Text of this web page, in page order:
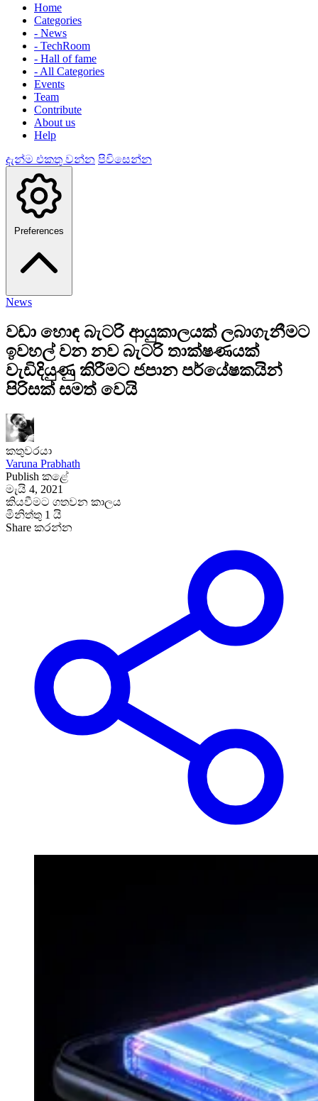
Home
Categories
- News
- TechRoom
- Hall of fame
- All Categories
Events
Team
Contribute
About us
Help
දැන්ම එකතු වන්න පිවිසෙන්න
Preferences
News
වඩා හොඳ බැටරි ආයුකාලයක් ලබාගැනීමට
ඉවහල් වන නව බැටරි තාක්ෂණයක්
වැඩිදියුණු කිරීමට ජපාන පර්යේෂකයින්
පිරිසක් සමත් වෙයි
කතුවරයා
Varuna Prabhath
Publish කළේ
මැයි 4, 2021
කියවීමට ගතවන කාලය
මිනිත්තු 1 යි
Share කරන්න